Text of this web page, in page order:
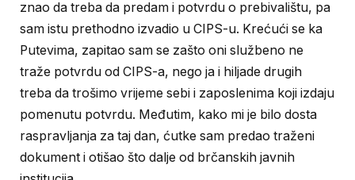
znao da treba da predam i potvrdu o prebivalištu, pa
sam istu prethodno izvadio u CIPS-u. Krećući se ka
Putevima, zapitao sam se zašto oni službeno ne
traže potvrdu od CIPS-a, nego ja i hiljade drugih
treba da trošimo vrijeme sebi i zaposlenima koji izdaju
pomenutu potvrdu. Međutim, kako mi je bilo dosta
raspravljanja za taj dan, ćutke sam predao traženi
dokument i otišao što dalje od brčanskih javnih